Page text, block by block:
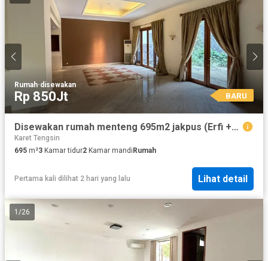
Rumah·disewakan
Rp 850Jt BARU
Disewakan rumah menteng 695m2 jakpus (Erfi +62 8197740----)
Karet Tengsin
695 m²3 Kamar tidur2 Kamar mandi Rumah
Pertama kali dilihat 2 hari yang lalu Lihat detail
1 /26